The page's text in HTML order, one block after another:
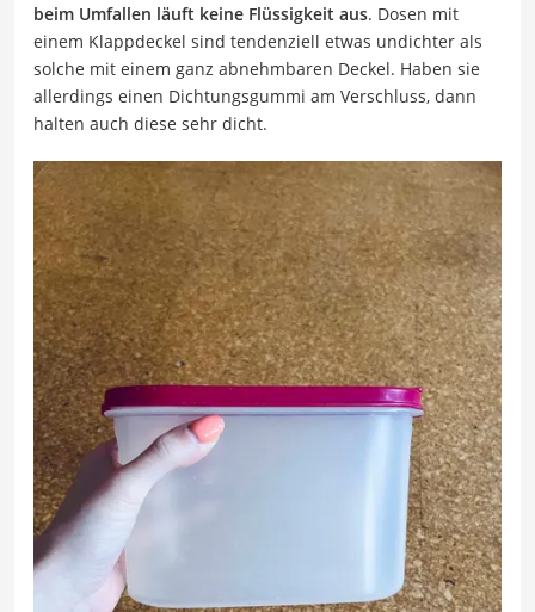
beim Umfallen läuft keine Flüssigkeit aus. Dosen mit
einem Klappdeckel sind tendenziell etwas undichter als
solche mit einem ganz abnehmbaren Deckel. Haben sie
allerdings einen Dichtungsgummi am Verschluss, dann
halten auch diese sehr dicht.